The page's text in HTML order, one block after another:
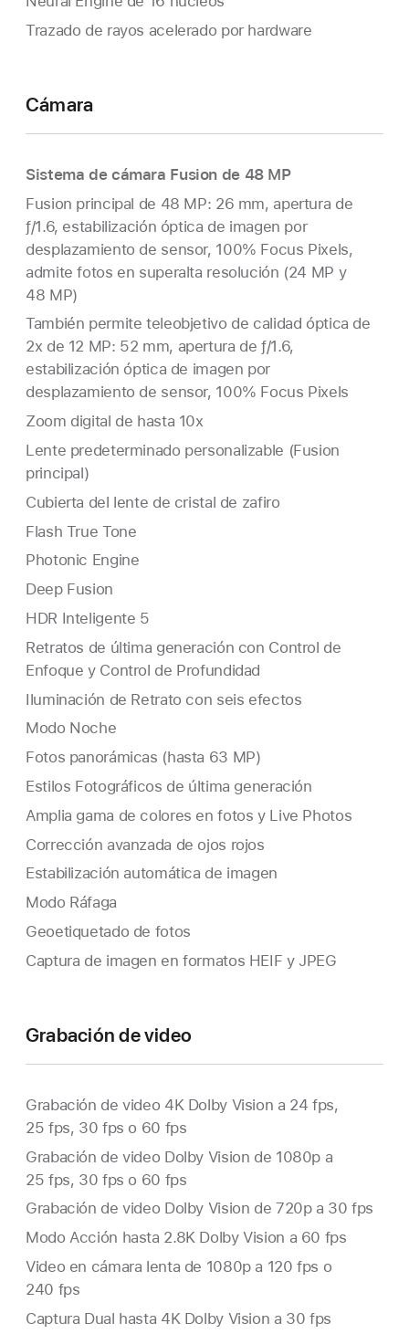
Trazado de rayos acelerado por hardware
Cámara
Sistema de cámara Fusion de 48 MP
Fusion principal de 48 MP: 26 mm, apertura de
ƒ/1.6, estabilización óptica de imagen por
desplazamiento de sensor, 100% Focus Pixels,
admite fotos en superalta resolución (24 MP y
48 MP)
También permite teleobjetivo de calidad óptica de
2x de 12 MP: 52 mm, apertura de ƒ/1.6,
estabilización óptica de imagen por
desplazamiento de sensor, 100% Focus Pixels
Zoom digital de hasta 10x
Lente predeterminado personalizable (Fusion
principal)
Cubierta del lente de cristal de zafiro
Flash True Tone
Photonic Engine
Deep Fusion
HDR Inteligente 5
Retratos de última generación con Control de
Enfoque y Control de Profundidad
Iluminación de Retrato con seis efectos
Modo Noche
Fotos panorámicas (hasta 63 MP)
Estilos Fotográficos de última generación
Amplia gama de colores en fotos y Live Photos
Corrección avanzada de ojos rojos
Estabilización automática de imagen
Modo Ráfaga
Geoetiquetado de fotos
Captura de imagen en formatos HEIF y JPEG
Grabación de video
Grabación de video 4K Dolby Vision a 24 fps,
25 fps, 30 fps o 60 fps
Grabación de video Dolby Vision de 1080p a
25 fps, 30 fps o 60 fps
Grabación de video Dolby Vision de 720p a 30 fps
Modo Acción hasta 2.8K Dolby Vision a 60 fps
Video en cámara lenta de 1080p a 120 fps o
240 fps
Captura Dual hasta 4K Dolby Vision a 30 fps